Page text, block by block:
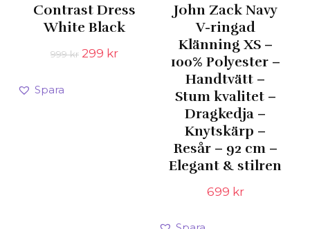
Contrast Dress
White Black
999kr Det
299 krDet
nuvarande
Spara
John Zack Navy
V-ringad
Klänning XS –
100% Polyester –
Handtvätt –
Stum kvalitet –
Dragkedja –
Knytskärp –
Resår – 92 cm –
Elegant & stilren
699 kr